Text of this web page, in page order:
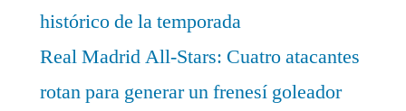
histórico de la temporada
Real Madrid All-Stars: Cuatro atacantes
rotan para generar un frenesí goleador